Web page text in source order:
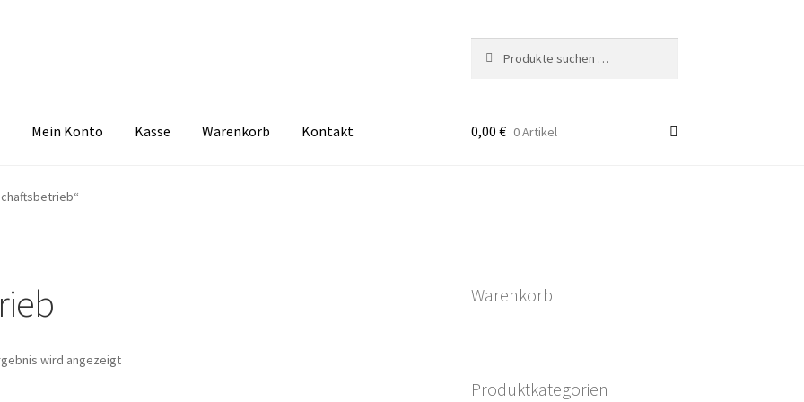
nach:
Mein Konto Kasse Warenkorb Kontakt
Echtheit von Bewertungen
0,00 € 0 Artikel
wird angezeigt
Warenkorb
Produktkategorien